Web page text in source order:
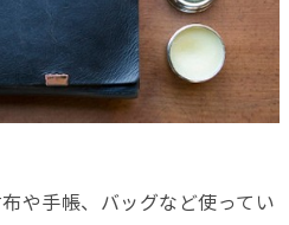
や手帳、バッグなど使ってい